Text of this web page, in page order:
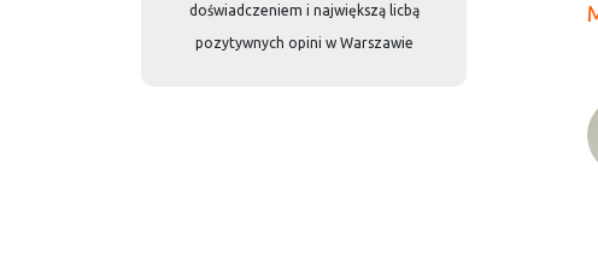
doświadczeniem i największą licbą
pozytywnych opini w Warszawie